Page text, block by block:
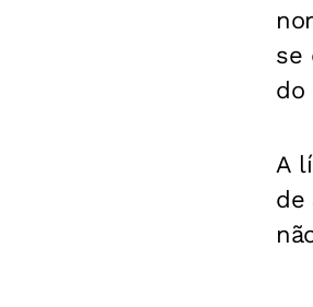
se
do
A
de